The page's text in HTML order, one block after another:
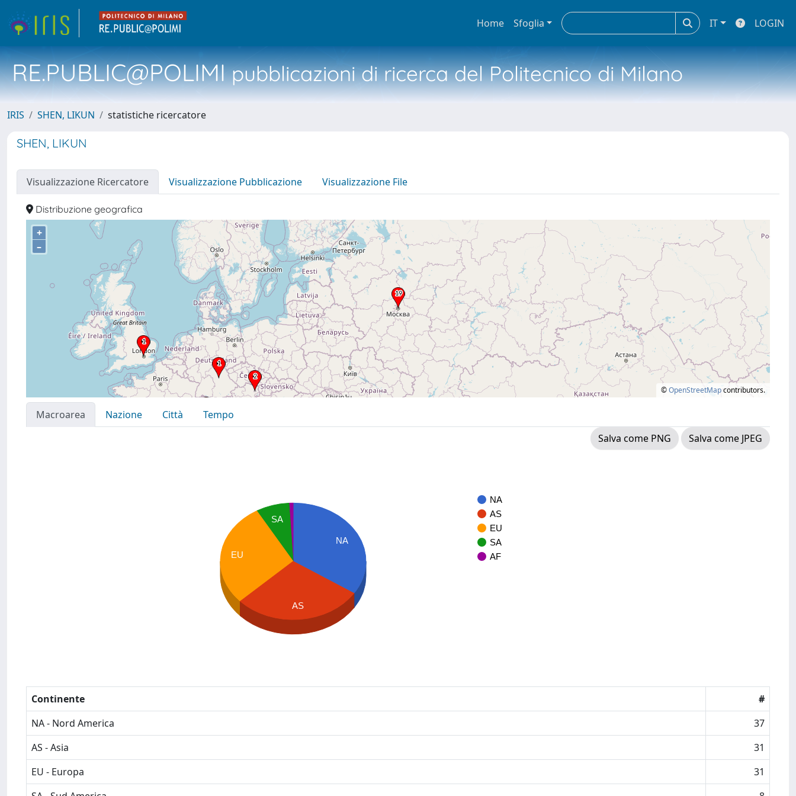
Home Sfoglia IT LOGIN
RE.PUBLIC@POLIMIpubblicazioni di ricerca del Politecnico di Milano
IRIS SHEN, LIKUN statistiche ricercatore
SHEN, LIKUN
Visualizzazione Ricercatore Visualizzazione Pubblicazione Visualizzazione File
Distribuzione geografica
+
–
©OpenStreetMapcontributors.
Macroarea Nazione Città
Tempo
Salva come PNG
Salva come JPEG
NA
AS
EU
SA
AF
NA
SA
EU
AS
Continente
#
NA - Nord America
37
AS - Asia
31
EU - Europa
31